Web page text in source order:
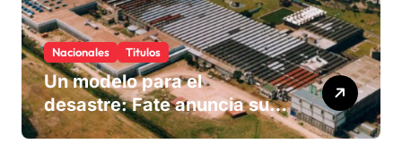
Nacionales Titulos
Un modelo para el
desastre: Fate anuncia su
cierre definitivo y despide a